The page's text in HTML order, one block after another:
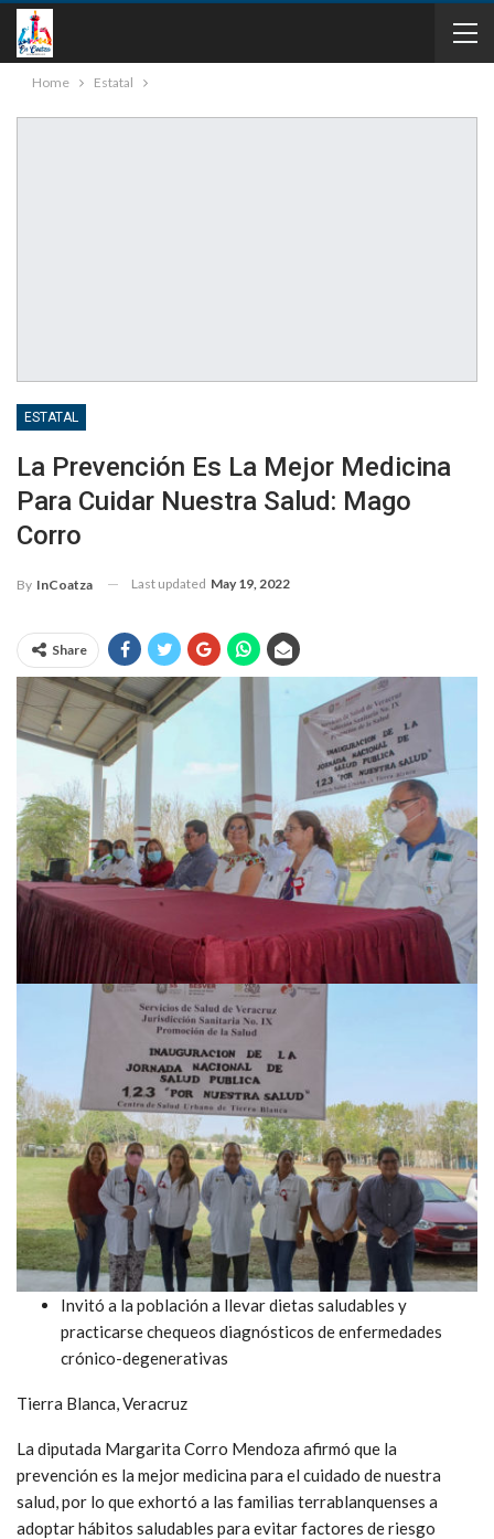
Home Estatal
ESTATAL
La Prevención Es La Mejor Medicina
Para Cuidar Nuestra Salud: Mago
Corro
By InCoatza Last updated May 19, 2022
Share
Invitó a la población a llevar dietas saludables y
practicarse chequeos diagnósticos de enfermedades
crónico-degenerativas
Tierra Blanca, Veracruz
La diputada Margarita Corro Mendoza afirmó que la
prevención es la mejor medicina para el cuidado de nuestra
salud, por lo que exhortó a las familias terrablanquenses a
adoptar hábitos saludables para evitar factores de riesgo